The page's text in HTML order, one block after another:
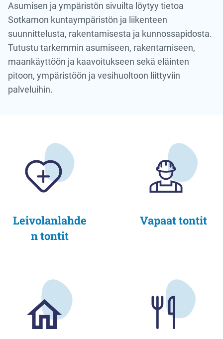
Asumisen ja ympäristön sivuilta löytyy tietoa
Sotkamon kuntaympäristön ja liikenteen
suunnittelusta, rakentamisesta ja kunnossapidosta.
Tutustu tarkemmin asumiseen, rakentamiseen,
maankäyttöön ja kaavoitukseen sekä eläinten
pitoon, ympäristöön ja vesihuoltoon liittyviin
palveluihin.
Leivolanlahde
n tontit
Vapaat tontit